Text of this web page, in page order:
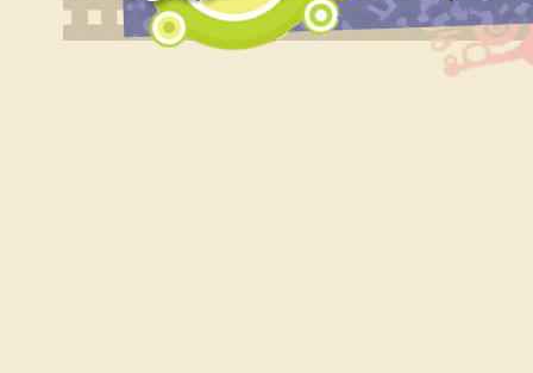
Marie
Qui consulter pour un bilan psychométrique ?
Siouplet
Qui consulter pour un bilan psychométrique ?